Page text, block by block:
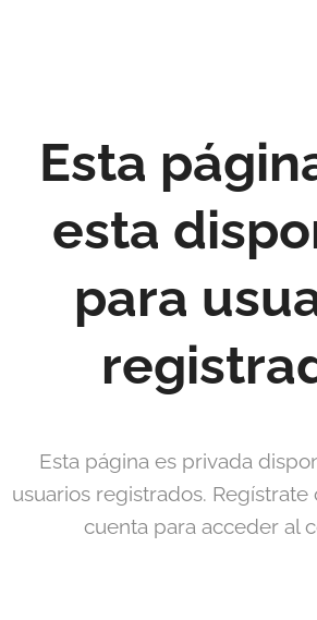
Esta
esta
para
Esta página es privada
usuarios registrados. Regístrate
cuenta para acceder al